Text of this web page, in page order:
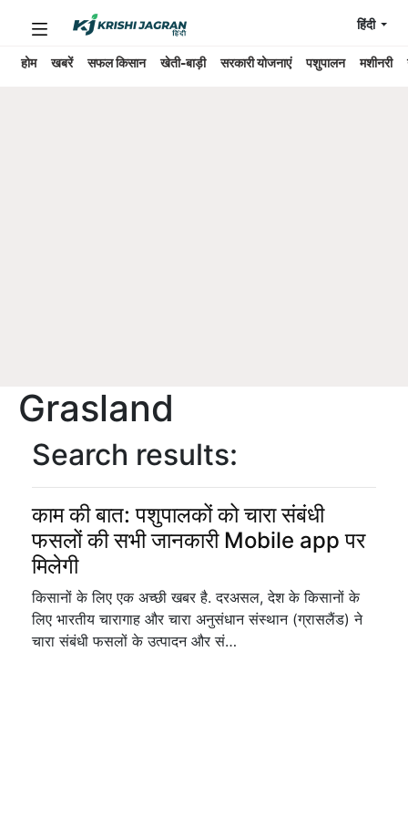
होम खबरें सफल किसान खेती-बाड़ी सरकारी योजनाएं पशुपालन मशीनरी
हिंदी
Grasland
Search results:
काम की बात: पशुपालकों को चारा संबंधी
फसलों की सभी जानकारी Mobile app पर
मिलेगी
किसानों के लिए एक अच्छी खबर है. दरअसल, देश के किसानों के
लिए भारतीय चारागाह और चारा अनुसंधान संस्थान (ग्रासलैंड) ने
चारा संबंधी फसलों के उत्पादन और सं…